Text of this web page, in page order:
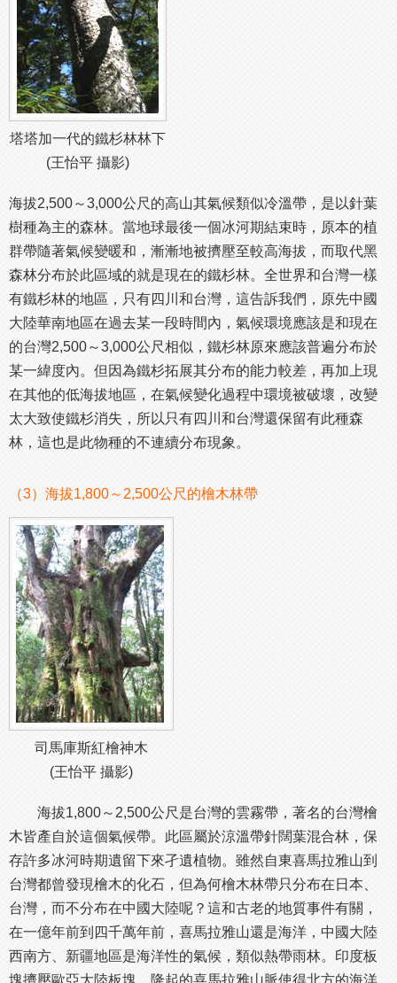
塔塔加一代的鐵杉林林下
(王怡平 攝影)
海拔2,500～3,000公尺的高山其氣候類似冷溫帶，是以針葉
樹種為主的森林。當地球最後一個冰河期結束時，原本的植
群帶隨著氣候變暖和，漸漸地被擠壓至較高海拔，而取代黑
森林分布於此區域的就是現在的鐵杉林。全世界和台灣一樣
有鐵杉林的地區，只有四川和台灣，這告訴我們，原先中國
大陸華南地區在過去某一段時間內，氣候環境應該是和現在
的台灣2,500～3,000公尺相似，鐵杉林原來應該普遍分布於
某一緯度內。但因為鐵杉拓展其分布的能力較差，再加上現
在其他的低海拔地區，在氣候變化過程中環境被破壞，改變
太大致使鐵杉消失，所以只有四川和台灣還保留有此種森
林，這也是此物種的不連續分布現象。
（3）海拔1,800～2,500公尺的檜木林帶
司馬庫斯紅檜神木
(王怡平 攝影)
海拔1,800～2,500公尺是台灣的雲霧帶，著名的台灣檜
木皆產自於這個氣候帶。此區屬於涼溫帶針闊葉混合林，保
存許多冰河時期遺留下來孑遺植物。雖然自東喜馬拉雅山到
台灣都曾發現檜木的化石，但為何檜木林帶只分布在日本、
台灣，而不分布在中國大陸呢？這和古老的地質事件有關，
在一億年前到四千萬年前，喜馬拉雅山還是海洋，中國大陸
西南方、新疆地區是海洋性的氣候，類似熱帶雨林。印度板
塊擠壓歐亞大陸板塊，隆起的喜馬拉雅山脈使得北方的海洋